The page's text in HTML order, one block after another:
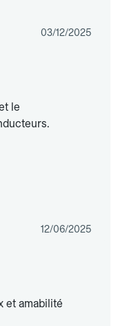
03/12/2025
le
12/06/2025
et amabilité